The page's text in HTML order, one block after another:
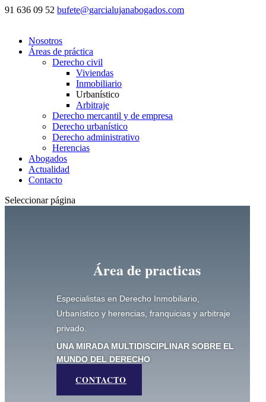
91 636 09 52 bufete@garcialujanabogados.com
Nosotros
Áreas de práctica
Derecho civil
Viviendas
Inmobiliario
Urbanístico
Arbitraje
Derecho mercantil y de empresa
Derecho urbanístico
Derecho administrativo
Herencias
Abogados
Actualidad
Contacto
Seleccionar página
Área de practicas
Especialistas en Derecho Inmobiliario,
Urbanístico y herencias, franquicias y arbitraje
privado.
UNA MIRADA MULTIDISCIPLINAR SOBRE EL
MUNDO DEL DERECHO
CONTACTO